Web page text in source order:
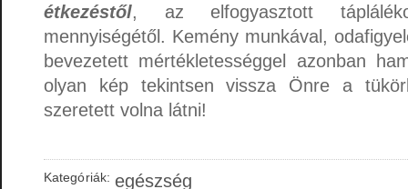
étkezéstől, az elfogyasztott
mennyiségétől. Kemény munkával,
bevezetett mértékletességgel azonban
olyan kép tekintsen vissza Önre a
szeretett volna látni!
Kategóriák: egészség